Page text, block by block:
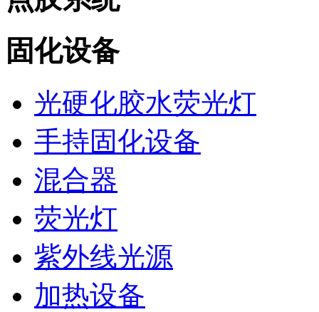
固化设备
光硬化胶水荧光灯
手持固化设备
混合器
荧光灯
紫外线光源
加热设备